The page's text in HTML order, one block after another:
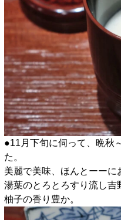
●11月下旬に伺って、晩秋
た。
美麗で美味、ほんとーーに
湯葉のとろとろすり流し吉
柚子の香り豊か。